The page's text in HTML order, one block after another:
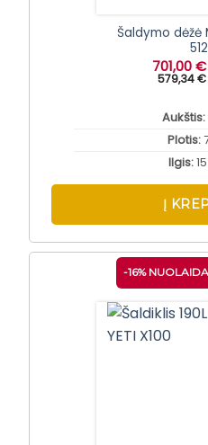
Šaldymo dėžė
701,00€
579,34 €
Aukštis:
Plotis:
Ilgis:
Į
-16% NUOLAIDA